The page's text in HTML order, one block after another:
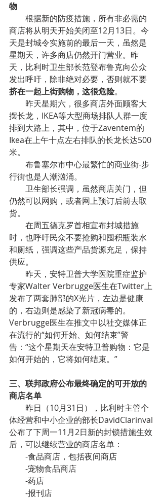
物
根据新的防疫措施，所有非必需的
商店将从明天开始关闭至12月13日。今
天是封城令实施前的最后一天，虽然是
星期天，许多商店仍然开门营业。昨
天，比利时卫生部长范登布鲁克向公众
发出呼吁，除非绝对必要，否则就不要
挤在一起上街购物，这很危险。
昨天星期六，很多商店外面顾客大
摆长龙，IKEA等大型商场排队人群一度
排到大路上，其中，位于Zaventem的
Ikea在上午十点左右排队的长龙长达500
米。
布鲁塞尔市中心最繁忙的商业街-步
行街也是人潮汹涌。
卫生部长强调，虽然商店关门，但
仍然可以网购，或者网上预订后前去取
货。
在周五德克罗首相宣布封城措施
时，也呼吁民众不要抢购和囤积瓶装水
和厕纸，强调这些产品货源充足，保持
供应。
昨天，安特卫普大学医院重症监护
专家Walter Verbrugge医生在Twitter上
发布了两套肺部的X光片，左边是健康
的，右边则是感染了新冠病毒的。
Verbrugge医生在推文中以社交媒体正
在流行的“如何开始、如何结束”警
告：“这个星期天在安特卫普购物：它是
如何开始的，它将如何结束。”
三、联邦政府公布最终确定的可开放的
商店名单
昨日（10月31日），比利时主管个
体经营和中小企业的部长DavidClarinval
公布了下周一11月2日新的封锁措施生效
后，可以继续营业的商店名单：
-食品商店，包括夜间商店
-宠物食品商店
-药店
-报刊店